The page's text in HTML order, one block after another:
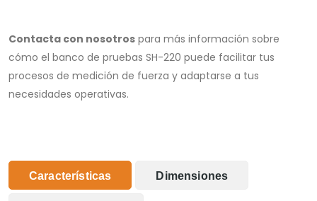
Contacta con nosotros para más información sobre
cómo el banco de pruebas SH-220 puede facilitar tus
procesos de medición de fuerza y adaptarse a tus
necesidades operativas.
Características Dimensiones